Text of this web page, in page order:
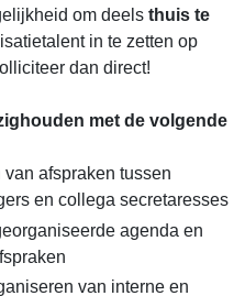
om deels thuis te
in te zetten op
dan direct!
met de volgende
afspraken tussen
en collega secretaresses
agenda en
van interne en